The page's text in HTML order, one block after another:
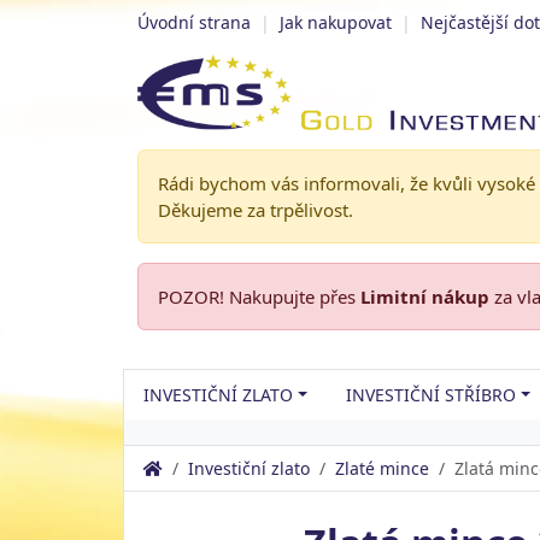
Úvodní strana | Jak nakupovat | Nejčastější
Rádi bychom vás informovali, že kvůli
Děkujeme za trpělivost.
POZOR! Nakupujte přes Limitní nákup za
INVESTIČNÍ ZLATO INVESTIČNÍ STŘÍBRO
Investiční zlato Zlaté mince Zlatá